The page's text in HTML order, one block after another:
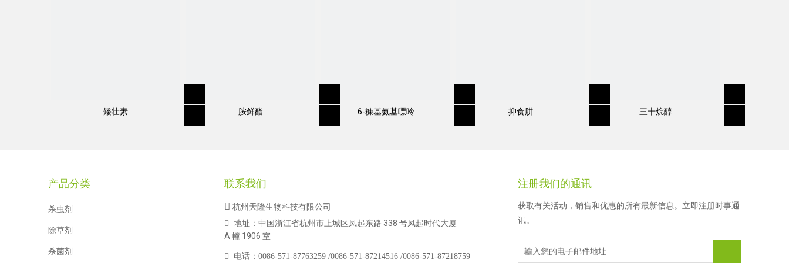
矮壮素 胺鲜酯 6-糠基氨基嘌呤 抑食肼 三十烷醇
产品分类
杀虫剂
除草剂
杀菌剂
联系我们
 杭州天隆生物科技有限公司
 地址：中国浙江省杭州市上城区凤起东路 338 号凤起时代大厦
A 幢 1906 室
 电话： 0086-571-87763259 /0086-571-87214516 /0086-571-87218759
注册我们的通讯
获取有关活动，销售和优惠的所有最新信息。立即注册时事通
讯。